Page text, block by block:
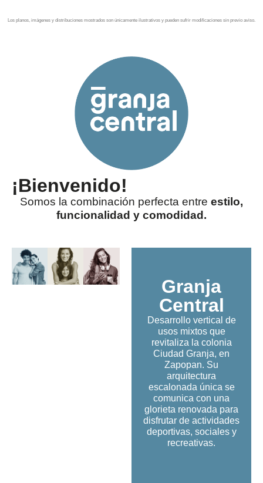
Los planos, imágenes y distribuciones mostrados son únicamente ilustrativos y pueden sufrir modificaciones sin previo aviso.
¡Bienvenido!
Somos la combinación perfecta entre estilo,
funcionalidad y comodidad.
Granja
Central
Desarrollo vertical de
usos mixtos que
revitaliza la colonia
Ciudad Granja, en
Zapopan. Su
arquitectura
escalonada única se
comunica con una
glorieta renovada para
disfrutar de actividades
deportivas, sociales y
recreativas.